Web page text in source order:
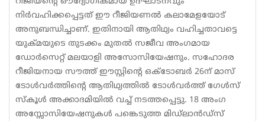
നിര്‍വഹിക്കപ്പെട്ടത് ഈ റീജിയണല്‍ കലാമേളയോട്
അനുബന്ധിച്ചാണ്. ഇതിനായി ആതിഥ്യം വഹിച്ചതാവട്ടെ
യുക്മയുടെ തുടക്കം മുതല്‍ സജീവ അംഗമായ
ഡോര്‍സെറ്റ് മലയാളി അസോസിയേഷനും. സഹോദര
റീജിയനായ സൗത്ത് ഈസ്റ്റിന്റെ ഒക്ടോബര്‍ 26ന് മാസ്
ടോള്‍വര്‍ത്തിന്റെ ആതിഥ്യത്തില്‍ ടോള്‍വര്‍ത്ത് ഗേള്‍സ്
സ്‌കൂള്‍ അക്കാദമിയില്‍ വച്ച് നടത്തപ്പെട്ടു. 18 അംഗ
അസ്സോസിയേഷനുകള്‍ പങ്കെടുത്ത മിഡ്‌ലാന്‍ഡ്‌സ്